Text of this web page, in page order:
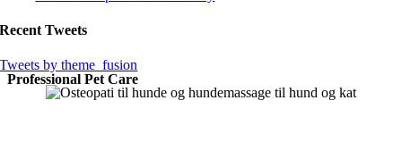
Recent Tweets
Tweets by theme_fusion
Professional Pet Care